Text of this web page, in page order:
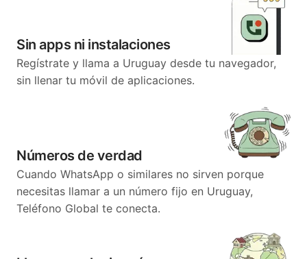
Sin apps ni instalaciones
Regístrate y llama a Uruguay desde tu navegador,
sin llenar tu móvil de aplicaciones.
Números de verdad
Cuando WhatsApp o similares no sirven porque
necesitas llamar a un número fijo en Uruguay,
Teléfono Global te conecta.